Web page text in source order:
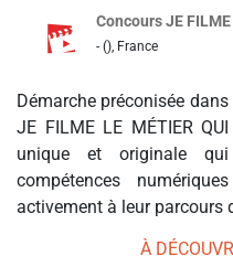
Concours JE
- (), France
Démarche préconisée
JE FILME LE MÉTIER
unique et originale
compétences
activement à leur parcours
À